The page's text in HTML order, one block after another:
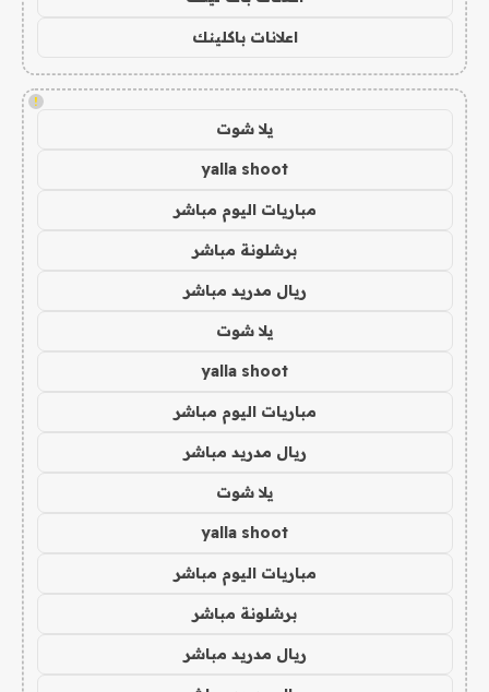
اعلانات باكلينك
!
يلا شوت
yalla shoot
مباريات اليوم مباشر
برشلونة مباشر
ريال مدريد مباشر
يلا شوت
yalla shoot
مباريات اليوم مباشر
ريال مدريد مباشر
يلا شوت
yalla shoot
مباريات اليوم مباشر
برشلونة مباشر
ريال مدريد مباشر